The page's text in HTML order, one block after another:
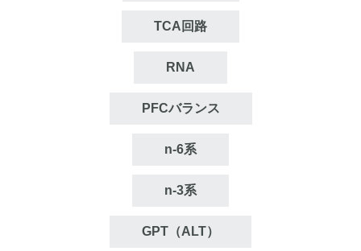
TCA回路
RNA
PFCバランス
n‐6系
n‐3系
GPT（ALT）